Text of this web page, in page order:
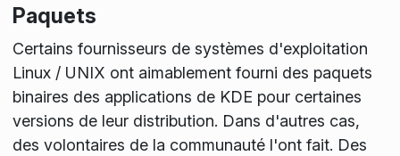
Paquets
Certains fournisseurs de systèmes d'exploitation
Linux / UNIX ont aimablement fourni des paquets
binaires des applications de KDE pour certaines
versions de leur distribution. Dans d'autres cas,
des volontaires de la communauté l'ont fait. Des